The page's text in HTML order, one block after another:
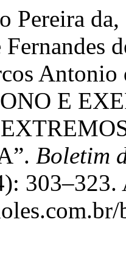
Pereira
E
Boletim
303–323.